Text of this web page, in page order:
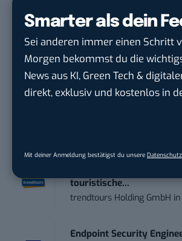
Smarter als dein
Sei anderen immer einen Schritt
Morgen bekommst du die
News aus KI, Green Tech &
direkt, exklusiv und kostenlos in
Mit deiner Anmeldung bestätigst du unsere
Know-how in Werbeagenturen zu
auch gleich die richtigen
auswählen.
touristische...
trendtours Holding GmbH in
Endpoint Security